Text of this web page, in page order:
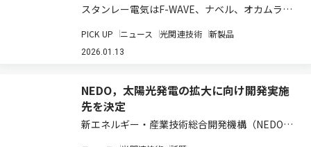
スタンレー電気はF-WAVE、ナベル、オカムラ、
ル・ヴィルパント国際展示場で2026年1月15日か
ら19日まで開催される、ライフスタイルの最新ト
PICK UP ニュース 光関連技術 新製品
2026.01.13
NEDO，太陽光発電の拡大に向け開発実施
先を決定
新エネルギー・産業技術総合開発機構（NEDO）